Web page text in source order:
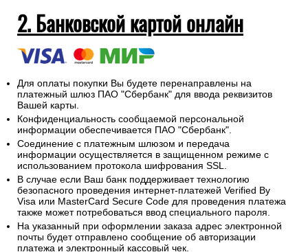
2. Банковской картой онлайн
Для оплаты покупки Вы будете перенаправлены на
платежный шлюз ПАО "Сбербанк" для ввода реквизитов
Вашей карты.
Конфиденциальность сообщаемой персональной
информации обеспечивается ПАО "Сбербанк".
Соединение с платежным шлюзом и передача
информации осуществляется в защищенном режиме с
использованием протокола шифрования SSL.
В случае если Ваш банк поддерживает технологию
безопасного проведения интернет-платежей Verified By
Visa или MasterCard Secure Code для проведения платежа
также может потребоваться ввод специального пароля.
На указанный при оформлении заказа адрес электронной
почты будет отправлено сообщение об авторизации
платежа и электронный кассовый чек.